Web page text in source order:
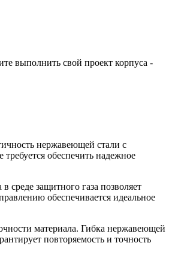
выполнить свой проект корпуса -
нержавеющей стали с
обеспечить надежное
среде защитного газа позволяет
обеспечивается идеальное
материала. Гибка нержавеющей
повторяемость и точность